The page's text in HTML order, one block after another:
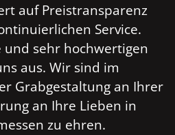
auf Preistransparenz
Service.
und sehr hochwertigen
aus. Wir sind im
Grabgestaltung an Ihrer
an Ihre Lieben in
zu ehren.